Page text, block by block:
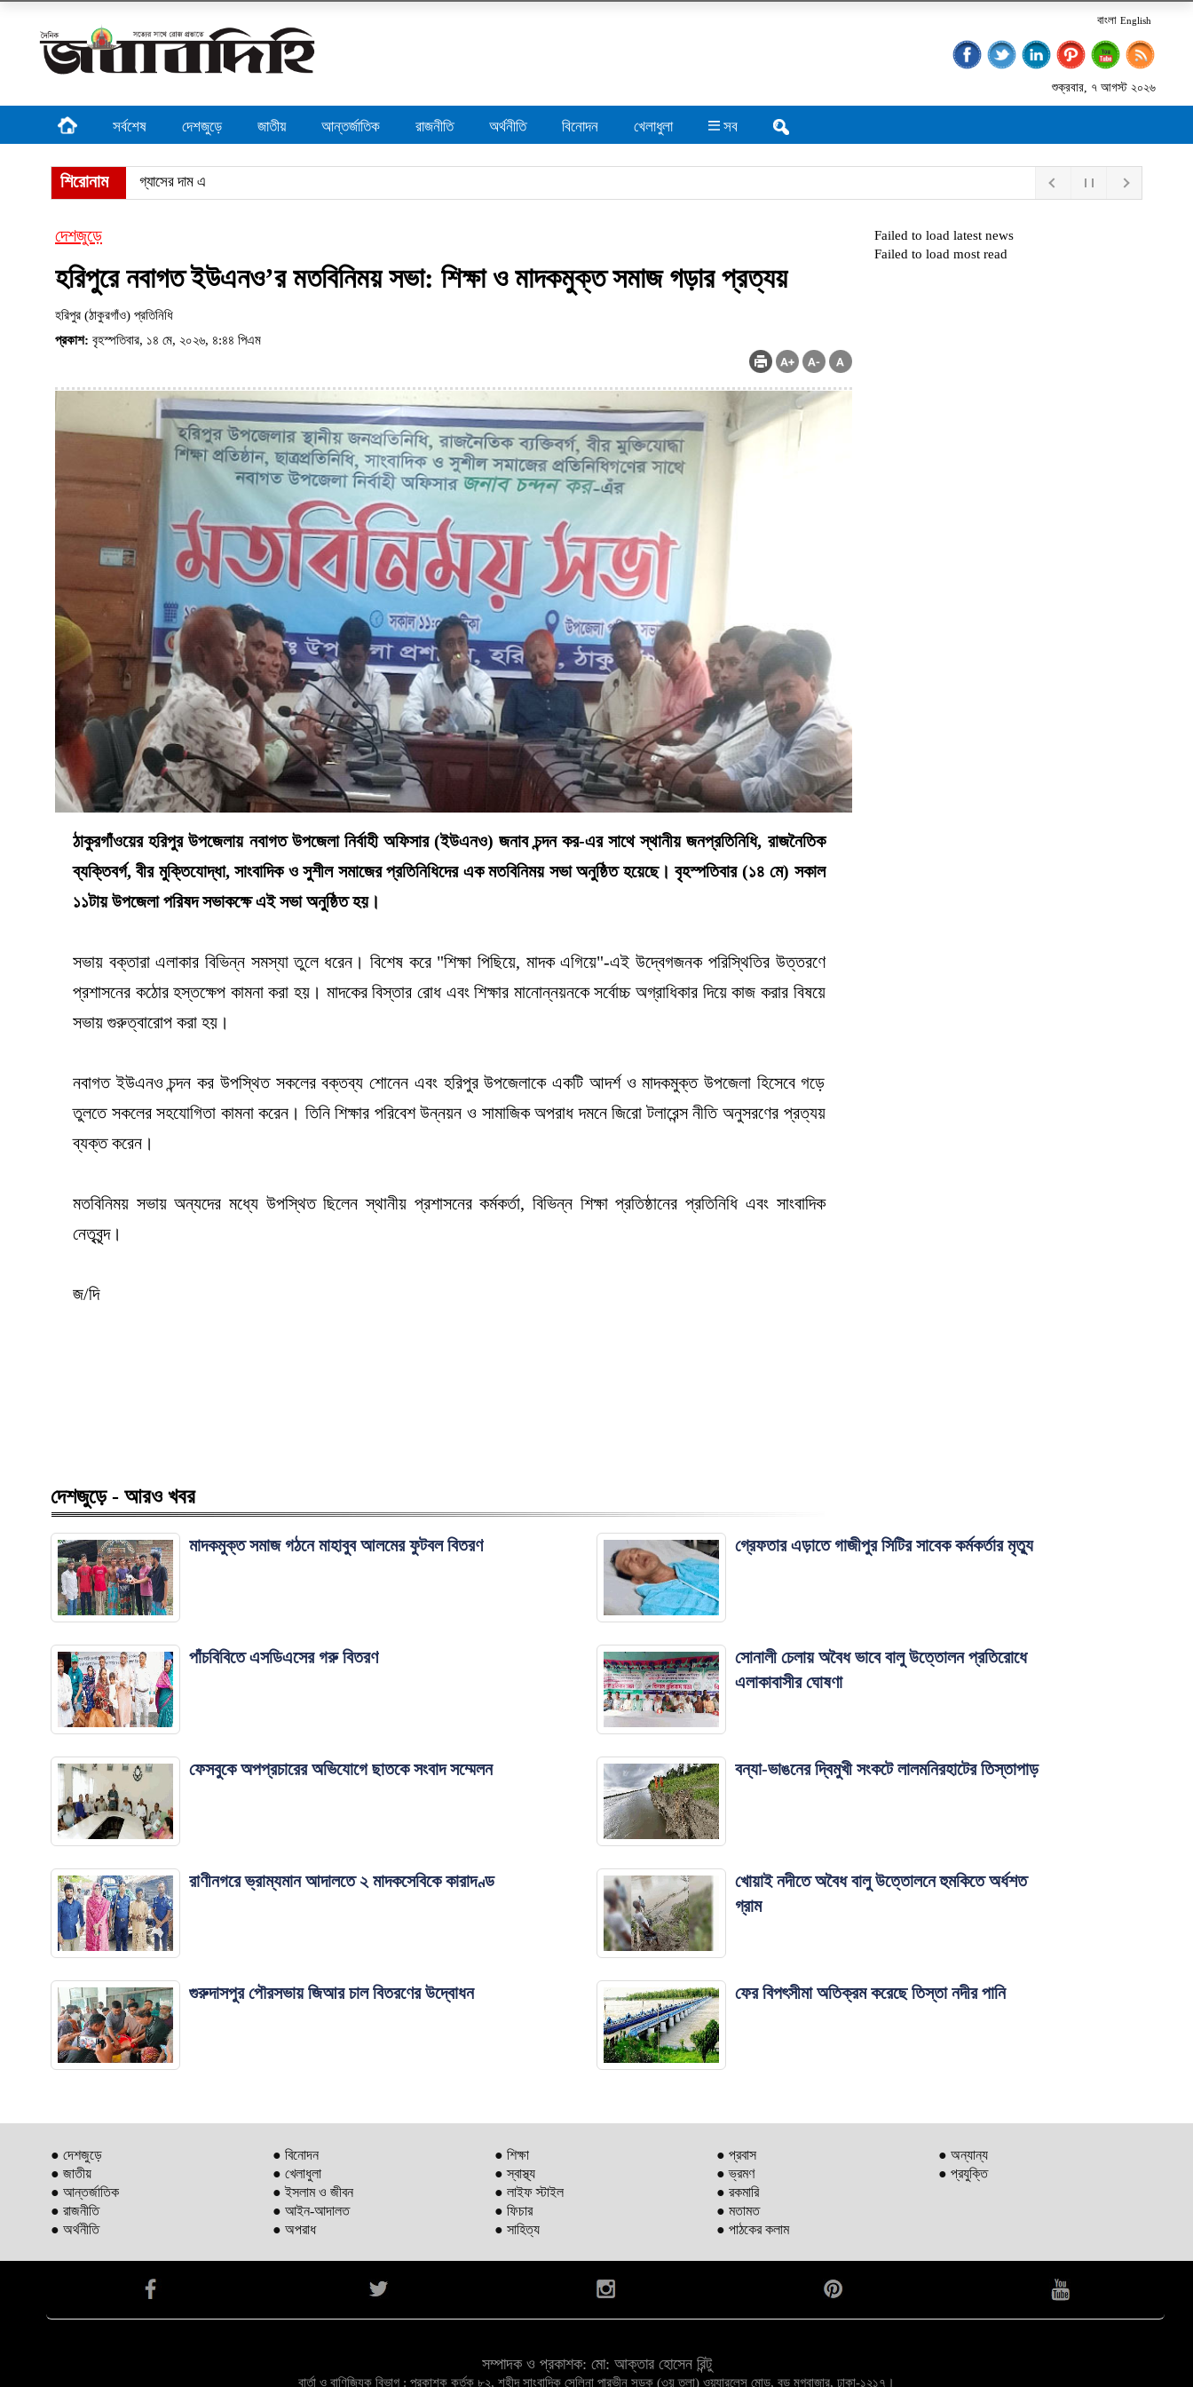
বাংলা English
শুক্রবার, ৭ আগস্ট ২০২৬
সর্বশেষ দেশজুড়ে জাতীয় আন্তর্জাতিক রাজনীতি অর্থনীতি বিনোদন খেলাধুলা সব
শিরোনাম গ্যাসের দাম এক টাকাও বাড়ালে স
দেশজুড়ে
হরিপুরে নবাগত ইউএনও’র মতবিনিময় সভা: শিক্ষা ও মাদকমুক্ত সমাজ গড়ার প্রত্যয়
হরিপুর (ঠাকুরগাঁও) প্রতিনিধি
প্রকাশ: বৃহস্পতিবার, ১৪ মে, ২০২৬, ৪:৪৪ পিএম
ঠাকুরগাঁওয়ের হরিপুর উপজেলায় নবাগত উপজেলা নির্বাহী অফিসার (ইউএনও) জনাব চন্দন কর-এর সাথে স্থানীয় জনপ্রতিনিধি, রাজনৈতিক
ব্যক্তিবর্গ, বীর মুক্তিযোদ্ধা, সাংবাদিক ও সুশীল সমাজের প্রতিনিধিদের এক মতবিনিময় সভা অনুষ্ঠিত হয়েছে। বৃহস্পতিবার (১৪ মে) সকাল
১১টায় উপজেলা পরিষদ সভাকক্ষে এই সভা অনুষ্ঠিত হয়।
সভায় বক্তারা এলাকার বিভিন্ন সমস্যা তুলে ধরেন। বিশেষ করে "শিক্ষা পিছিয়ে, মাদক এগিয়ে"-এই উদ্বেগজনক পরিস্থিতির উত্তরণে
প্রশাসনের কঠোর হস্তক্ষেপ কামনা করা হয়। মাদকের বিস্তার রোধ এবং শিক্ষার মানোন্নয়নকে সর্বোচ্চ অগ্রাধিকার দিয়ে কাজ করার বিষয়ে
সভায় গুরুত্বারোপ করা হয়।
নবাগত ইউএনও চন্দন কর উপস্থিত সকলের বক্তব্য শোনেন এবং হরিপুর উপজেলাকে একটি আদর্শ ও মাদকমুক্ত উপজেলা হিসেবে গড়ে
তুলতে সকলের সহযোগিতা কামনা করেন। তিনি শিক্ষার পরিবেশ উন্নয়ন ও সামাজিক অপরাধ দমনে জিরো টলারেন্স নীতি অনুসরণের প্রত্যয়
ব্যক্ত করেন।
মতবিনিময় সভায় অন্যদের মধ্যে উপস্থিত ছিলেন স্থানীয় প্রশাসনের কর্মকর্তা, বিভিন্ন শিক্ষা প্রতিষ্ঠানের প্রতিনিধি এবং সাংবাদিক
নেতৃবৃন্দ।
জ/দি
Failed to load latest news
Failed to load most read
দেশজুড়ে - আরও খবর
মাদকমুক্ত সমাজ গঠনে মাহাবুব আলমের ফুটবল বিতরণ গ্রেফতার এড়াতে গাজীপুর সিটির সাবেক কর্মকর্তার মৃত্যু
পাঁচবিবিতে এসডিএসের গরু বিতরণ
সোনালী চেলায় অবৈধ ভাবে বালু উত্তোলন প্রতিরোধে
এলাকাবাসীর ঘোষণা
ফেসবুকে অপপ্রচারের অভিযোগে ছাতকে সংবাদ সম্মেলন বন্যা-ভাঙনের দ্বিমুখী সংকটে লালমনিরহাটের তিস্তাপাড়
রাণীনগরে ভ্রাম্যমান আদালতে ২ মাদকসেবিকে কারাদণ্ড
খোয়াই নদীতে অবৈধ বালু উত্তোলনে হুমকিতে অর্ধশত
গ্রাম
গুরুদাসপুর পৌরসভায় জিআর চাল বিতরণের উদ্বোধন ফের বিপৎসীমা অতিক্রম করেছে তিস্তা নদীর পানি
● দেশজুড়ে
● জাতীয়
● আন্তর্জাতিক
● রাজনীতি
● অর্থনীতি
● বিনোদন
● খেলাধুলা
● ইসলাম ও জীবন
● আইন-আদালত
● অপরাধ
● শিক্ষা
● স্বাস্থ্য
● লাইফ স্টাইল
● ফিচার
● সাহিত্য
● প্রবাস
● ভ্রমণ
● রকমারি
● মতামত
● পাঠকের কলাম
● অন্যান্য
● প্রযুক্তি
সম্পাদক ও প্রকাশক: মো: আক্তার হোসেন রিন্টু
বার্তা ও বাণিজ্যিক বিভাগ : প্রকাশক কর্তৃক ৮২, শহীদ সাংবাদিক সেলিনা পারভীন সড়ক (৩য় তলা) ওয়্যারলেস মোড়, বড় মগবাজার, ঢাকা-১২১৭।